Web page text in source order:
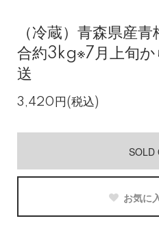
（冷蔵）青森県産
合約3kg※7月上旬か
送
3,420円(税込)
SOLD
お気に